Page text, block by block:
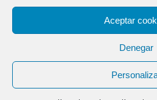
Aceptar
Denegar